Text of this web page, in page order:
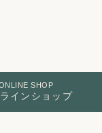
SHOP
インショップ